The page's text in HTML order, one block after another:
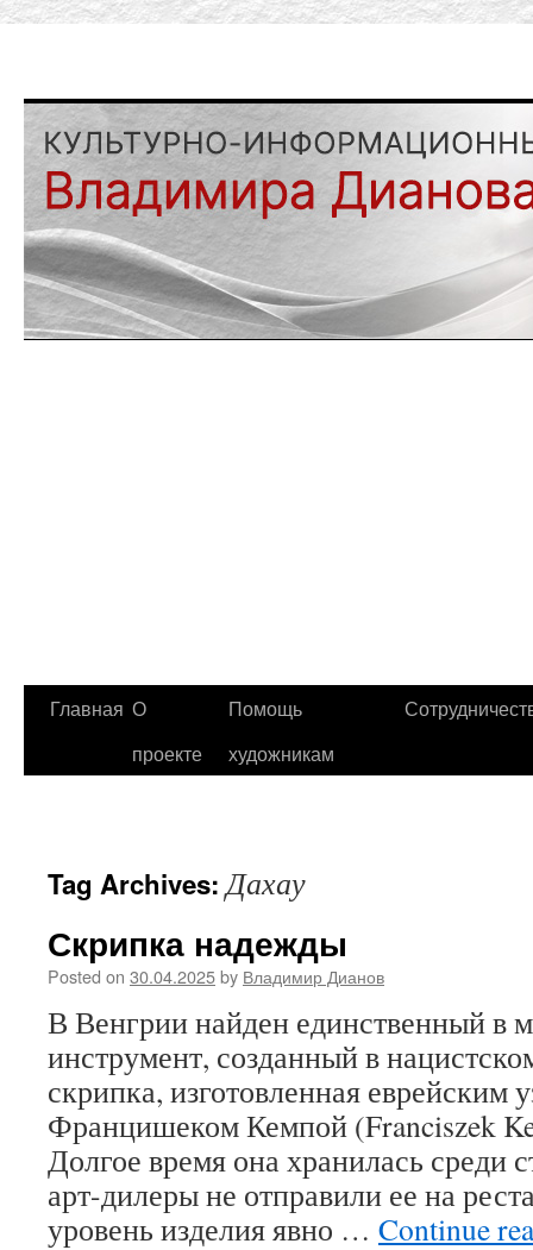
Главная О
проекте
Помощь
художникам
Tag Archives:Дахау
Скрипка надежды
Posted on 30.04.2025by Владимир Дианов
В Венгрии найден единственный в
инструмент, созданный в
скрипка, изготовленная еврейским
Францишеком Кемпой (Franciszek
Долгое время она хранилась среди
арт-дилеры не отправили ее на
уровень изделия явно … Continue